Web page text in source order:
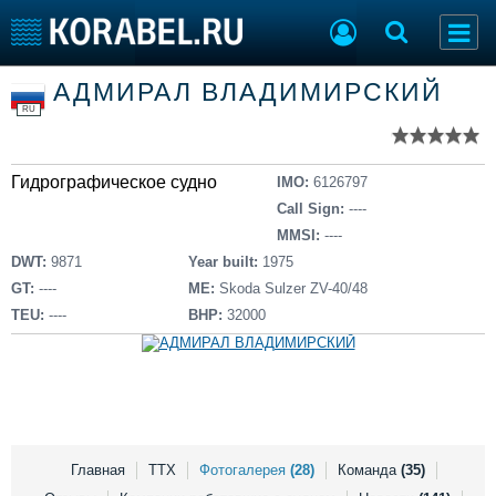
Тип судна
Добавить судно
Судостроение
Работа
Материалы
Конференции
Флот
RU
АДМИРАЛ ВЛАДИМИРСКИЙ
Гидрографическое судно IMO: 6126797
Call Sign: ----
MMSI: ----
DWT: 9871
GT: ----
TEU: ----
Year built: 1975
ME: Skoda Sulzer ZV-40/48
BHP: 32000
Главная ТТХ Фотогалерея (28) Команда (35)